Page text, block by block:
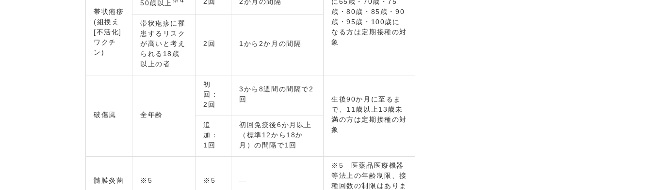
歳・80歳・85歳・90
歳・95歳・100歳に
なる方は定期接種の対
象
帯状疱疹
(組換え
[不活化]
ワクチ
ン)
50歳以上
帯状疱疹に罹
患するリスク
が高いと考え
られる18歳
以上の者
2回 1から2か月の間隔
破傷風 全年齢
初
回：
2回
3から8週間の間隔で2
回
生後90か月に至るま
で、11歳以上13歳未
満の方は定期接種の対
象
追
加：
1回
初回免疫後6か月以上
（標準12から18か
月）の間隔で1回
髄膜炎菌 ※5 ※5 ―
※5 医薬品医療機器
等法上の年齢制限、接
種回数の制限はありま